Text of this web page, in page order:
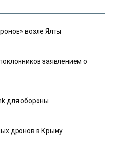
возле Ялты
заявлением о
для обороны
дронов в Крыму